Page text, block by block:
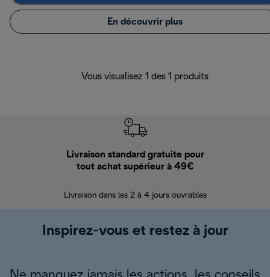
En découvrir plus
Vous visualisez 1 des 1 produits
Livraison standard gratuite pour
tout achat supérieur à 49€
Livraison dans les 2 à 4 jours ouvrables
Inspirez-vous et restez à jour